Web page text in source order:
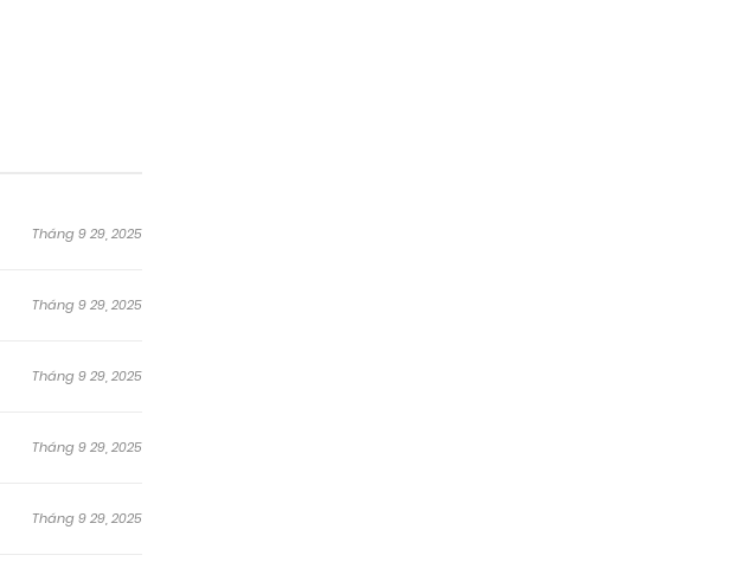
Tháng 9 29, 2025
Tháng 9 29, 2025
Tháng 9 29, 2025
Tháng 9 29, 2025
Tháng 9 29, 2025